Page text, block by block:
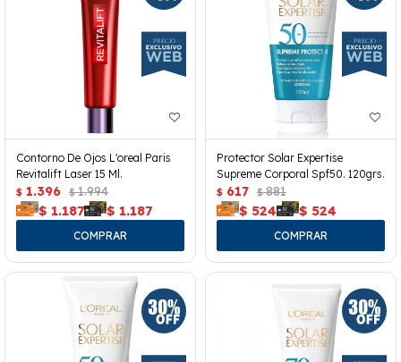
Contorno De Ojos L'oreal Paris
Revitalift Laser 15 Ml.
$ 1.396 $ 1.994
$ 1.187 $ 1.187
Protector Solar Expertise
Supreme Corporal Spf50. 120grs.
$ 617 $ 881
$ 524 $ 524